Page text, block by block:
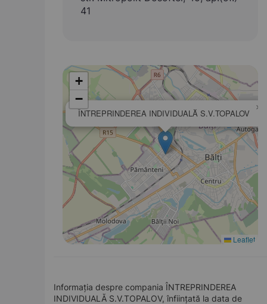
41
ÎNTREPRINDEREA INDIVIDUALĂ S.V.TOPALOV
×
+
−
Leaflet
Informația despre compania ÎNTREPRINDEREA
INDIVIDUALĂ S.V.TOPALOV, înființată la data de